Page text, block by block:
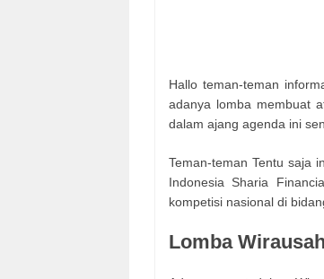
Hallo teman-teman
adanya lomba membuat
dalam ajang agenda ini
Teman-teman Tentu saja
Indonesia Sharia
kompetisi nasional di
Lomba